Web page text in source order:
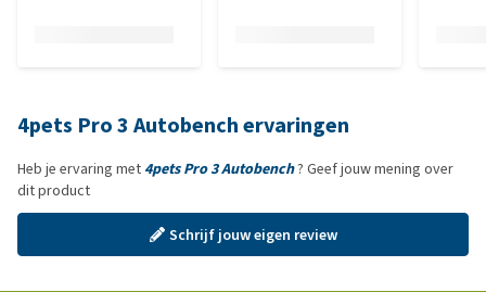
4pets Pro 3 Autobench ervaringen
Heb je ervaring met 4pets Pro 3 Autobench? Geef jouw mening over
dit product
Schrijf jouw eigen review